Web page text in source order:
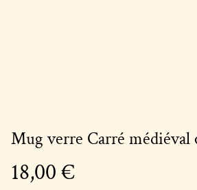
Mug verre Carré médiéval
18,00 €